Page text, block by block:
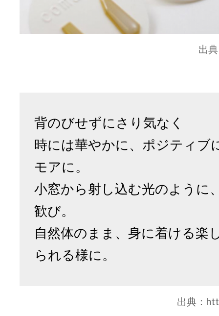
出
背のびせずにさり気なく
時には華やかに、ポジティブ
モアに。
小窓から射し込む光のように
歓び。
自然体のまま、身に着ける楽
られる様に。
出典：